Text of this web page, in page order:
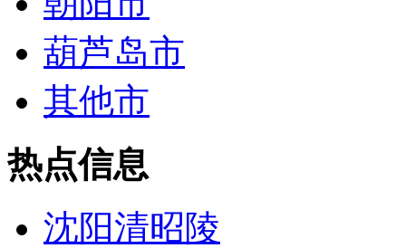
葫芦岛市
其他市
热点信息
沈阳清昭陵